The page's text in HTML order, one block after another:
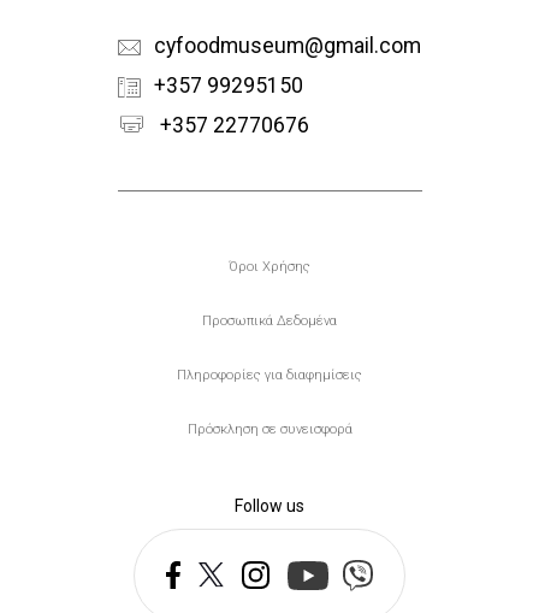
cyfoodmuseum@gmail.com
+357 99295150
+357 22770676
Υποσέλιδο
Όροι Χρήσης
Προσωπικά Δεδομένα
Πληροφορίες για διαφημίσεις
Πρόσκληση σε συνεισφορά
Follow us